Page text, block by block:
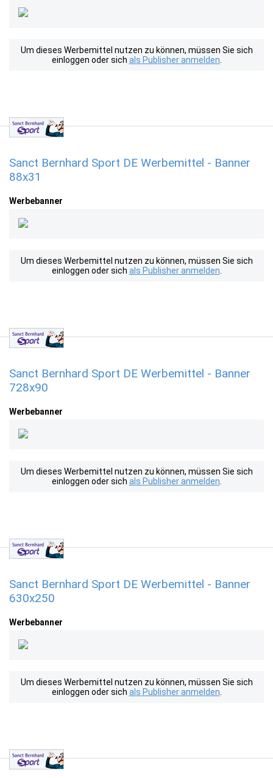
Um dieses Werbemittel nutzen zu können, müssen Sie sich
einloggen oder sich als Publisher anmelden
Sanct Bernhard Sport DE Werbemittel - Banner
88x31
Werbebanner
Um dieses Werbemittel nutzen zu können, müssen Sie sich
einloggen oder sich als Publisher anmelden
Sanct Bernhard Sport DE Werbemittel - Banner
728x90
Werbebanner
Um dieses Werbemittel nutzen zu können, müssen Sie sich
einloggen oder sich als Publisher anmelden
Sanct Bernhard Sport DE Werbemittel - Banner
630x250
Werbebanner
Um dieses Werbemittel nutzen zu können, müssen Sie sich
einloggen oder sich als Publisher anmelden